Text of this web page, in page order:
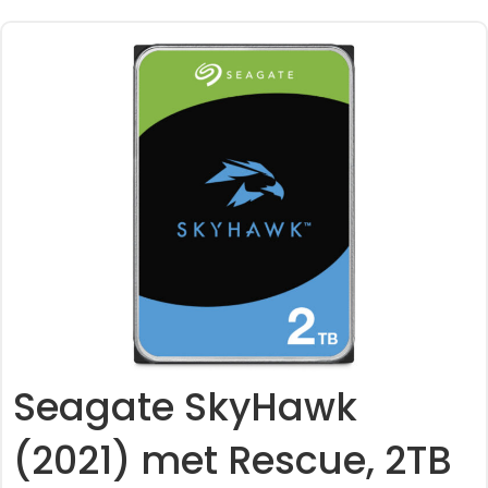
Seagate SkyHawk
(2021) met Rescue, 2TB